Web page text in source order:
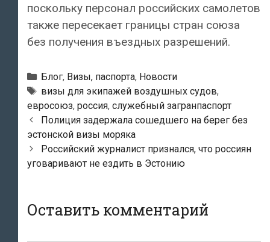
поскольку персонал российских самолетов
также пересекает границы стран союза
без получения въездных разрешений.
Рубрики
Блог, Визы, паспорта, Новости
Метки
визы для экипажей воздушных судов,
евросоюз, россия, служебный загранпаспорт
Навигация
по
записям
Полиция задержала сошедшего на берег без
эстонской визы моряка
Российский журналист признался, что россиян
уговаривают не ездить в Эстонию
Оставить комментарий